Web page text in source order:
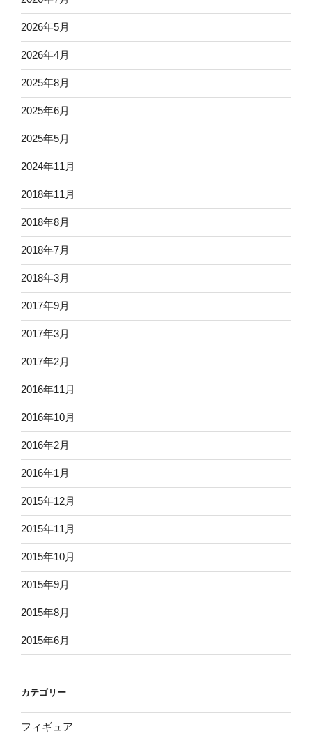
2026年5月
2026年4月
2025年8月
2025年6月
2025年5月
2024年11月
2018年11月
2018年8月
2018年7月
2018年3月
2017年9月
2017年3月
2017年2月
2016年11月
2016年10月
2016年2月
2016年1月
2015年12月
2015年11月
2015年10月
2015年9月
2015年8月
2015年6月
カテゴリー
フィギュア